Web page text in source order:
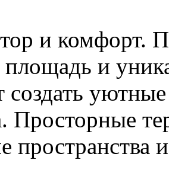
и комфорт.
и
создать
Просторные
пространства